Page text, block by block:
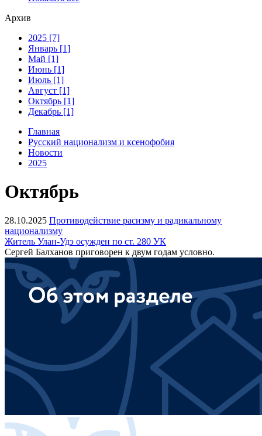
Архив
2025 [7]
Январь [1]
Май [1]
Июнь [1]
Июль [1]
Август [1]
Октябрь [1]
Декабрь [1]
Главная
Русский национализм и ксенофобия
Новости
2025
Октябрь
28.10.2025 Противодействие расизму и радикальному
национализму
Житель Улан-Удэ осужден по ст. 280 УК
Сергей Балханов приговорен к двум годам условно.